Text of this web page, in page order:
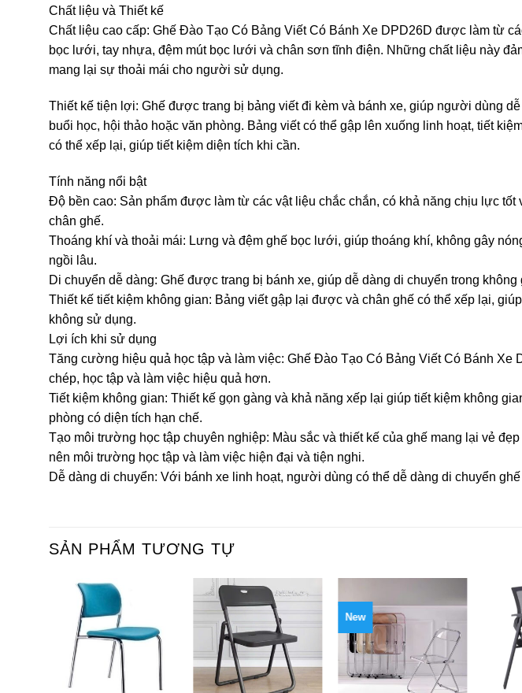
Chất liệu và Thiết kế
Chất liệu cao cấp: Ghế Đào Tạo Có Bảng Viết Có Bánh Xe DPD26D được làm từ
bọc lưới, tay nhựa, đệm mút bọc lưới và chân sơn tĩnh điện. Những chất liệu này
mang lại sự thoải mái cho người sử dụng.
Thiết kế tiện lợi: Ghế được trang bị bảng viết đi kèm và bánh xe, giúp người dùng
buổi học, hội thảo hoặc văn phòng. Bảng viết có thể gập lên xuống linh hoạt, tiết
có thể xếp lại, giúp tiết kiệm diện tích khi cần.
Tính năng nổi bật
Độ bền cao: Sản phẩm được làm từ các vật liệu chắc chắn, có khả năng chịu lực
chân ghế.
Thoáng khí và thoải mái: Lưng và đệm ghế bọc lưới, giúp thoáng khí, không gây
ngồi lâu.
Di chuyển dễ dàng: Ghế được trang bị bánh xe, giúp dễ dàng di chuyển trong không
Thiết kế tiết kiệm không gian: Bảng viết gập lại được và chân ghế có thể xếp lại,
không sử dụng.
Lợi ích khi sử dụng
Tăng cường hiệu quả học tập và làm việc: Ghế Đào Tạo Có Bảng Viết Có Bánh Xe
chép, học tập và làm việc hiệu quả hơn.
Tiết kiệm không gian: Thiết kế gọn gàng và khả năng xếp lại giúp tiết kiệm không
phòng có diện tích hạn chế.
Tạo môi trường học tập chuyên nghiệp: Màu sắc và thiết kế của ghế mang lại vẻ
nên môi trường học tập và làm việc hiện đại và tiện nghi.
Dễ dàng di chuyển: Với bánh xe linh hoạt, người dùng có thể dễ dàng di chuyển
SẢN PHẨM TƯƠNG TỰ
New